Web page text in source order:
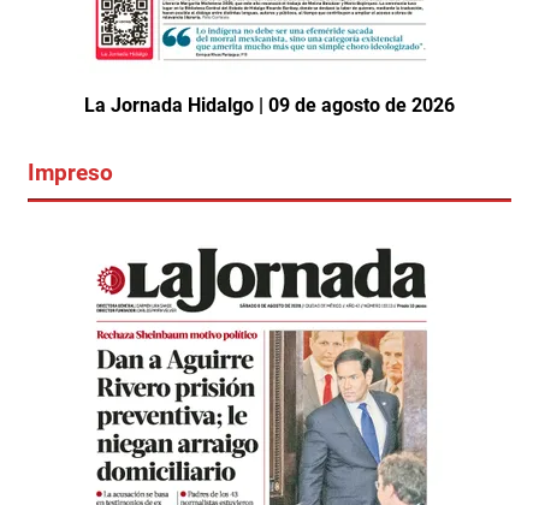
La Jornada Hidalgo | 09 de agosto de 2026
Impreso